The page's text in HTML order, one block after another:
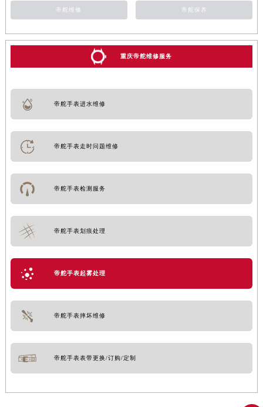
帝舵维修 帝舵保养
重庆帝舵维修服务
帝舵手表进水维修
帝舵手表走时问题维修
帝舵手表检测服务
帝舵手表划痕处理
帝舵手表起雾处理
帝舵手表摔坏维修
帝舵手表表带更换/订购/定制